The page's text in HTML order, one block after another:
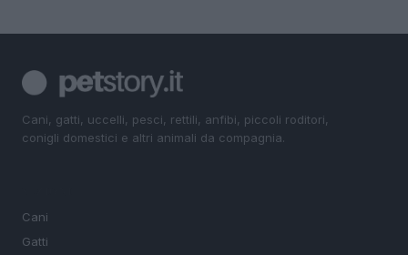
Cani, gatti, uccelli, pesci, rettili, anfibi, piccoli roditori,
conigli domestici e altri animali da compagnia.
Cani
Gatti